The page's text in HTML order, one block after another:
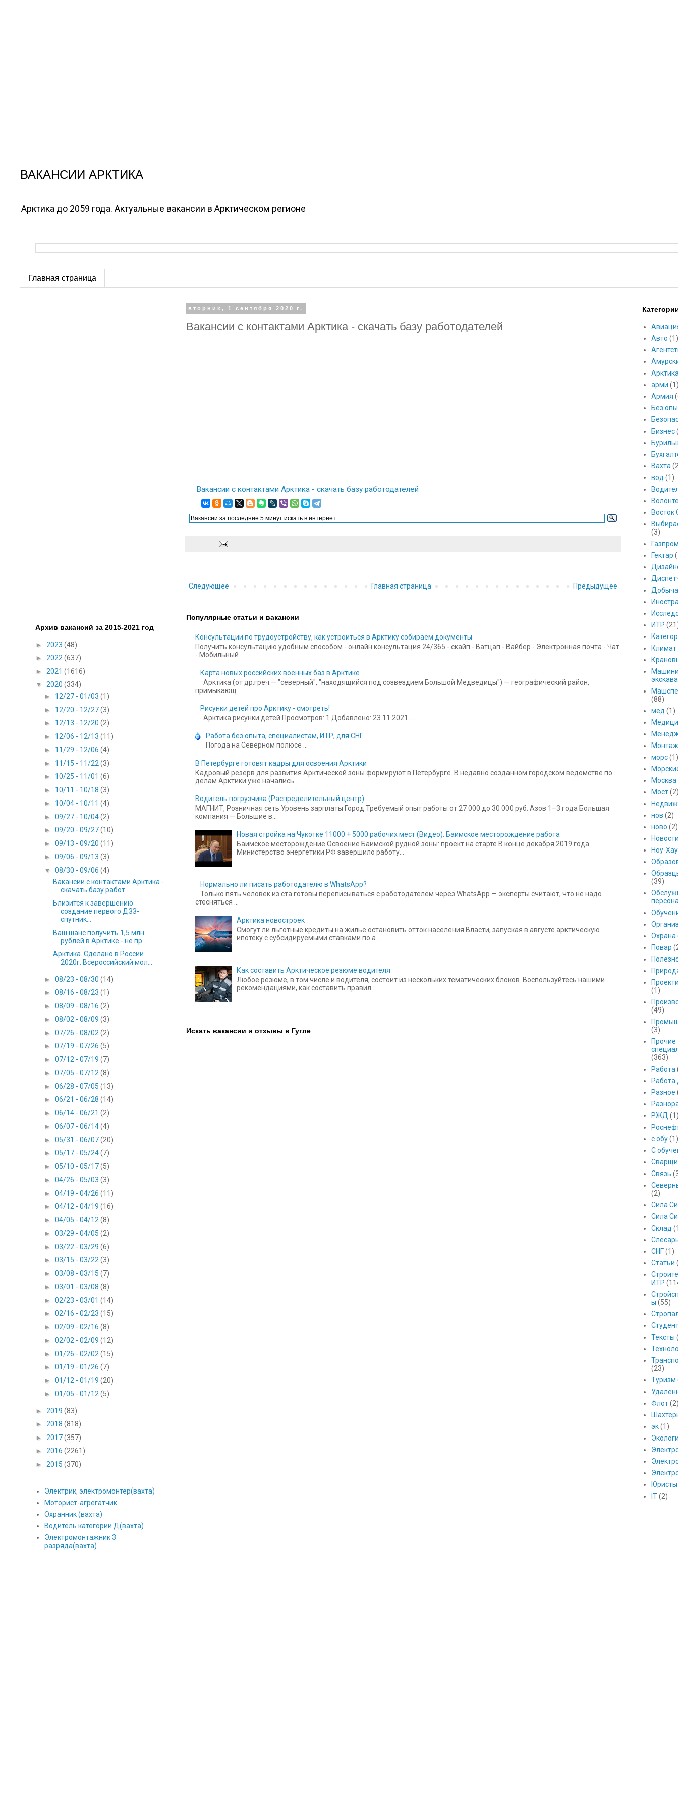
ВАКАНСИИ АРКТИКА
Арктика до 2059 года. Актуальные вакансии в Арктическом регионе
Главная страница
вторник, 1 сентября 2020 г.
Вакансии с контактами Арктика - скачать базу работодателей
Вакансии с контактами Арктика - скачать базу работодателей
Следующее Предыдущее
Главная страница
Популярные статьи и вакансии
Консультации по трудоустройству, как устроиться в Арктику собираем документы
Получить консультацию удобным способом - онлайн консультация 24/365 - скайп - Ватцап - Вайбер - Электронная почта - Чат
- Мобильный ...
Карта новых российских военных баз в Арктике
Арктика (от др.греч.— "северный", "находящийся под созвездием Большой Медведицы") — географический район,
примыкающ...
Рисунки детей про Арктику - смотреть!
Арктика рисунки детей Просмотров: 1 Добавлено: 23.11.2021 ...
Работа без опыта, специалистам, ИТР, для СНГ
Погода на Северном полюсе ...
В Петербурге готовят кадры для освоения Арктики
Кадровый резерв для развития Арктической зоны формируют в Петербурге. В недавно созданном городском ведомстве по
делам Арктики уже начались...
Водитель погрузчика (Распределительный центр)
МАГНИТ, Розничная сеть Уровень зарплаты Город Требуемый опыт работы от 27 000 до 30 000 руб. Азов 1–3 года Большая
компания — Большие в...
Новая стройка на Чукотке 11000 + 5000 рабочих мест (Видео). Баимское месторождение работа
Баимское месторождение Освоение Баимской рудной зоны: проект на старте В конце декабря 2019 года
Министерство энергетики РФ завершило работу...
Нормально ли писать работодателю в WhatsApp?
Только пять человек из ста готовы переписываться с работодателем через WhatsApp — эксперты считают, что не надо
стесняться ...
Арктика новостроек
Смогут ли льготные кредиты на жилье остановить отток населения Власти, запуская в августе арктическую
ипотеку с субсидируемыми ставками по а...
Как составить Арктическое резюме водителя
Любое резюме, в том числе и водителя, состоит из нескольких тематических блоков. Воспользуйтесь нашими
рекомендациями, как составить правил...
Искать вакансии и отзывы в Гугле
Архив вакансий за 2015-2021 год
► 2023 (48)
► 2022 (637)
► 2021 (1616)
▼ 2020 (334)
► 12/27 - 01/03 (1)
► 12/20 - 12/27(3)
► 12/13 - 12/20 (2)
► 12/06 - 12/13 (11)
► 11/29 - 12/06 (4)
► 11/15 - 11/22 (3)
► 10/25 - 11/01 (6)
► 10/11 - 10/18 (3)
► 10/04 - 10/11 (4)
► 09/27 - 10/04(2)
► 09/20 - 09/27(10)
► 09/13 - 09/20 (11)
► 09/06 - 09/13 (3)
▼ 08/30 - 09/06 (4)
Вакансии с контактами Арктика -
скачать базу работ...
Близится к завершению
создание первого ДЗЗ-
спутник...
Ваш шанс получить 1,5 млн
рублей в Арктике - не пр...
Арктика. Сделано в России
2020г. Всероссийский мол...
► 08/23 - 08/30 (14)
► 08/16 - 08/23 (1)
► 08/09 - 08/16 (2)
► 08/02 - 08/09 (3)
► 07/26 - 08/02 (2)
► 07/19 - 07/26 (5)
► 07/12 - 07/19 (7)
► 07/05 - 07/12 (8)
► 06/28 - 07/05 (13)
► 06/21 - 06/28 (14)
► 06/14 - 06/21 (2)
► 06/07 - 06/14(4)
► 05/31 - 06/07(20)
► 05/17 - 05/24(7)
► 05/10 - 05/17(5)
► 04/26 - 05/03 (3)
► 04/19 - 04/26 (11)
► 04/12 - 04/19 (16)
► 04/05 - 04/12 (8)
► 03/29 - 04/05 (2)
► 03/22 - 03/29 (6)
► 03/15 - 03/22 (3)
► 03/08 - 03/15 (7)
► 03/01 - 03/08 (8)
► 02/23 - 03/01 (14)
► 02/16 - 02/23 (15)
► 02/09 - 02/16 (8)
► 02/02 - 02/09 (12)
► 01/26 - 02/02 (15)
► 01/19 - 01/26 (7)
► 01/12 - 01/19 (20)
► 01/05 - 01/12 (5)
► 2019 (83)
► 2018 (818)
► 2017(357)
► 2016 (2261)
► 2015 (370)
Электрик, электромонтер(вахта)
Моторист-агрегатчик
Охранник (вахта)
Водитель категории Д(вахта)
Электромонтажник 3
разряда(вахта)
Авто (1)
арми
Армия
Без
Бизнес
Вахта
вод (1)
Восток
(3)
Гектар
Добыча
ИТР
Климат
(88)
мед (1)
морс (1)
Москва
Мост
нов (2)
ново (2)
Ноу-Хау
(39)
Охрана
Повар
(1)
(49)
(3)
Прочие
(363)
Работа
Работа
Разное
РЖД
с обу (1)
С
Связь
(2)
Сила
Сила
Склад
СНГ (1)
Статьи
ИТР
ы (55)
Тексты
(23)
Туризм
Флот
эк (1)
Юристы
IT (2)